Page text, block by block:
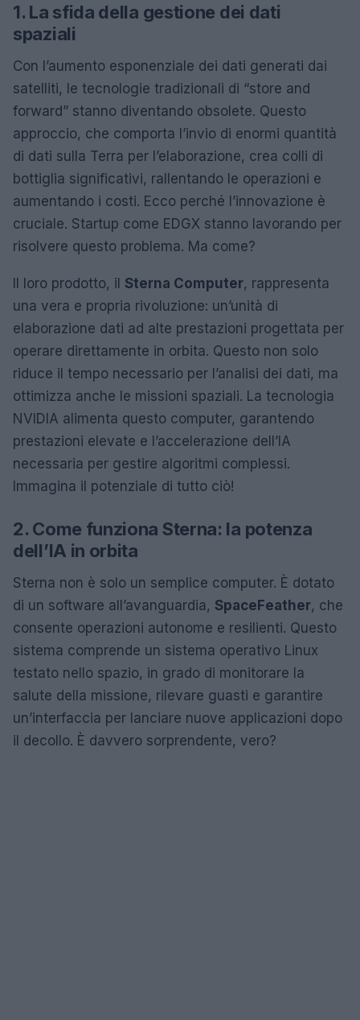
1. La sfida della gestione dei dati
spaziali
Con l’aumento esponenziale dei dati generati dai
satelliti, le tecnologie tradizionali di “store and
forward” stanno diventando obsolete. Questo
approccio, che comporta l’invio di enormi quantità
di dati sulla Terra per l’elaborazione, crea colli di
bottiglia significativi, rallentando le operazioni e
aumentando i costi. Ecco perché l’innovazione è
cruciale. Startup come EDGX stanno lavorando per
risolvere questo problema. Ma come?
Il loro prodotto, il Sterna Computer, rappresenta
una vera e propria rivoluzione: un’unità di
elaborazione dati ad alte prestazioni progettata per
operare direttamente in orbita. Questo non solo
riduce il tempo necessario per l’analisi dei dati, ma
ottimizza anche le missioni spaziali. La tecnologia
NVIDIA alimenta questo computer, garantendo
prestazioni elevate e l’accelerazione dell’IA
necessaria per gestire algoritmi complessi.
Immagina il potenziale di tutto ciò!
2. Come funziona Sterna: la potenza
dell’IA in orbita
Sterna non è solo un semplice computer. È dotato
di un software all’avanguardia, SpaceFeather, che
consente operazioni autonome e resilienti. Questo
sistema comprende un sistema operativo Linux
testato nello spazio, in grado di monitorare la
salute della missione, rilevare guasti e garantire
un’interfaccia per lanciare nuove applicazioni dopo
il decollo. È davvero sorprendente, vero?